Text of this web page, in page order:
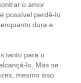
o amor
possível perdê-lo
dura e
tanto para o
lo. Mas se
mesmo isso